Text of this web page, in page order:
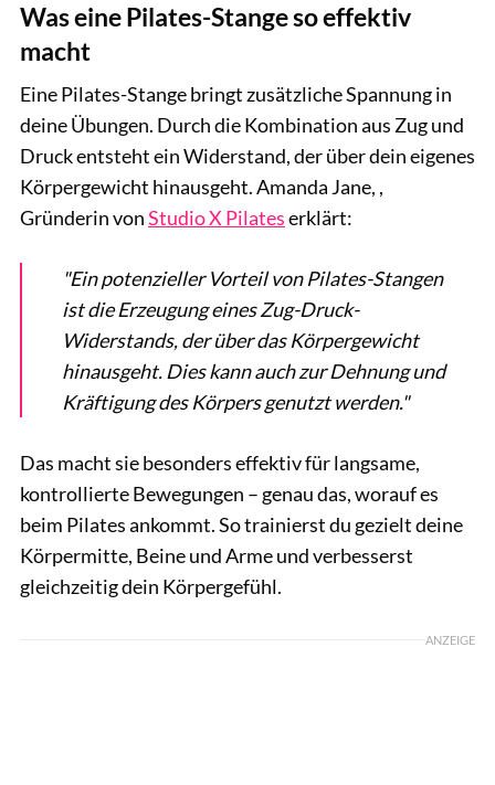
Was eine Pilates-Stange so effektiv
macht
Eine Pilates-Stange bringt zusätzliche Spannung in
deine Übungen. Durch die Kombination aus Zug und
Druck entsteht ein Widerstand, der über dein eigenes
Körpergewicht hinausgeht. Amanda Jane, ,
Gründerin vonStudio X Pilateserklärt:
"Ein potenzieller Vorteil von Pilates-Stangen
ist die Erzeugung eines Zug-Druck-
Widerstands, der über das Körpergewicht
hinausgeht. Dies kann auch zur Dehnung und
Kräftigung des Körpers genutzt werden."
Das macht sie besonders effektiv für langsame,
kontrollierte Bewegungen – genau das, worauf es
beim Pilates ankommt. So trainierst du gezielt deine
Körpermitte, Beine und Arme und verbesserst
gleichzeitig dein Körpergefühl.
ANZEIGE